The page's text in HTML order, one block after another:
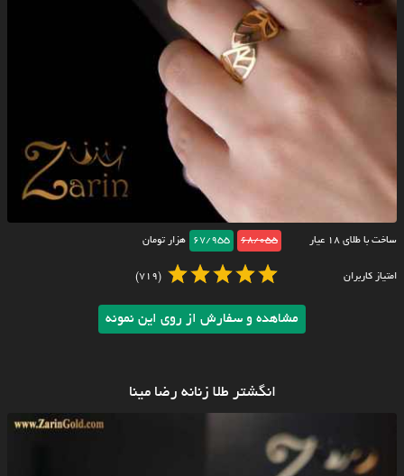
ساخت با طلای ۱۸ عیار 68/055
67/955 هزار تومان
امتیاز کاربران (719)
مشاهده و سفارش از روی این نمونه
انگشتر طلا زنانه رضا مینا